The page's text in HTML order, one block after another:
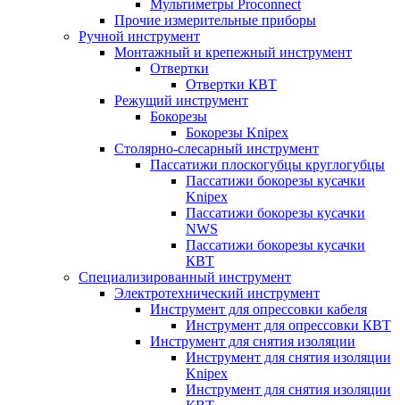
Мультиметры Proconnect
Прочие измерительные приборы
Ручной инструмент
Монтажный и крепежный инструмент
Отвертки
Отвертки КВТ
Режущий инструмент
Бокорезы
Бокорезы Knipex
Столярно-слесарный инструмент
Пассатижи плоскогубцы круглогубцы
Пассатижи бокорезы кусачки
Knipex
Пассатижи бокорезы кусачки
NWS
Пассатижи бокорезы кусачки
КВТ
Специализированный инструмент
Электротехнический инструмент
Инструмент для опрессовки кабеля
Инструмент для опрессовки КВТ
Инструмент для снятия изоляции
Инструмент для снятия изоляции
Knipex
Инструмент для снятия изоляции